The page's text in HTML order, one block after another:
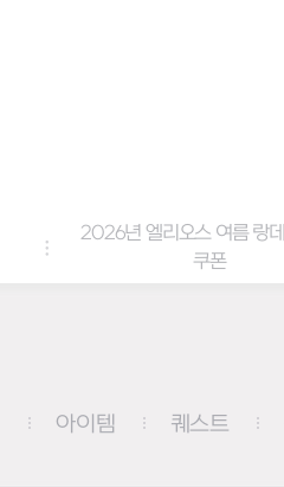
2026년 엘리오스 여름 랑데부 감사
아이템 퀘스트